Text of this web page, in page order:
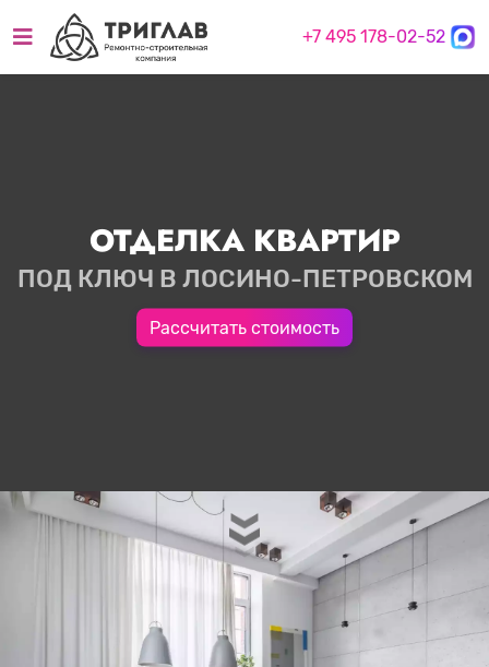
+7 495 178-02-52
ОТДЕЛКА КВАРТИР
ПОД КЛЮЧ В ЛОСИНО-ПЕТРОВСКОМ
Рассчитать стоимость